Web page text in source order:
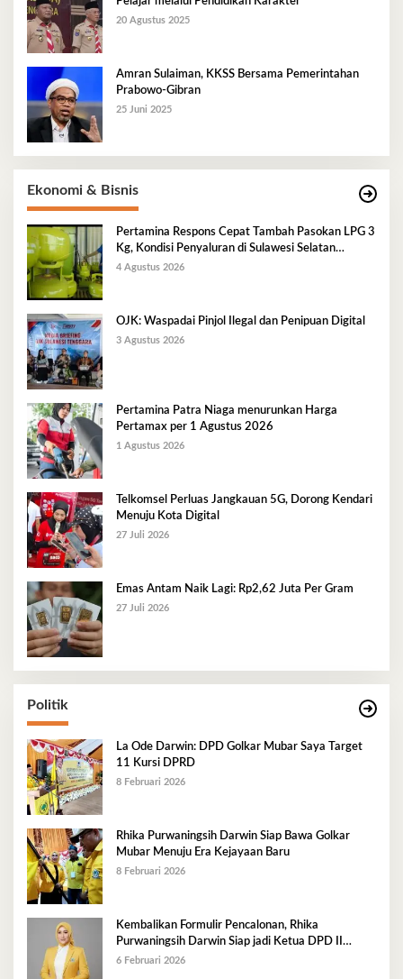
20 Agustus 2025
Amran Sulaiman, KKSS Bersama Pemerintahan
Prabowo-Gibran
25 Juni 2025
Ekonomi & Bisnis
Pertamina Respons Cepat Tambah Pasokan LPG 3
Kg, Kondisi Penyaluran di Sulawesi Selatan
Berlangsung Kondusif
4 Agustus 2026
OJK: Waspadai Pinjol Ilegal dan Penipuan Digital
3 Agustus 2026
Pertamina Patra Niaga menurunkan Harga
Pertamax per 1 Agustus 2026
1 Agustus 2026
Telkomsel Perluas Jangkauan 5G, Dorong Kendari
Menuju Kota Digital
27 Juli 2026
Emas Antam Naik Lagi: Rp2,62 Juta Per Gram
27 Juli 2026
Politik
La Ode Darwin: DPD Golkar Mubar Saya Target
11 Kursi DPRD
8 Februari 2026
Rhika Purwaningsih Darwin Siap Bawa Golkar
Mubar Menuju Era Kejayaan Baru
8 Februari 2026
Kembalikan Formulir Pencalonan, Rhika
Purwaningsih Darwin Siap jadi Ketua DPD II
Golkar Mubar
6 Februari 2026